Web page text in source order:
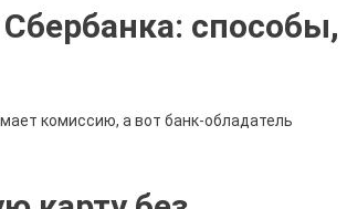
способы,
комиссию, а вот банк-обладатель